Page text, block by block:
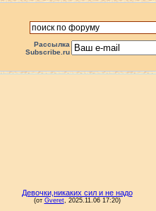
Рассылка
Subscribe.ru